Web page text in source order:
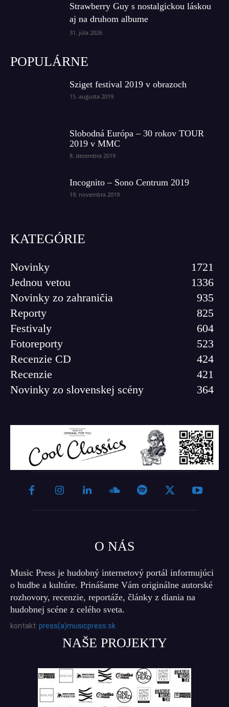
Strawberry Guy s nostalgickou láskou
aj na druhom albume
31. júla 2026
POPULÁRNE
Sziget festival 2019 v obrazoch
15. augusta 2019
Slobodná Európa – 30 rokov TOUR
2019 v MMC
8. decembra 2019
Incognito – Sono Centrum 2019
19. novembra 2019
KATEGÓRIE
Novinky
1721
Jednou vetou
1336
Novinky zo zahraničia
935
Reporty
825
Festivaly
604
Fotoreporty
523
Recenzie CD
424
Recenzie
421
Novinky zo slovenskej scény
364
O NÁS
Music Press je hudobný internetový portál informujúci
o hudbe a kultúre. Prinášame Vám originálne autorské
rozhovory, recenzie, reportáže, články z diania na
hudobnej scéne z celého sveta.
kontakt: press(a)musicpress.sk
NAŠE PROJEKTY